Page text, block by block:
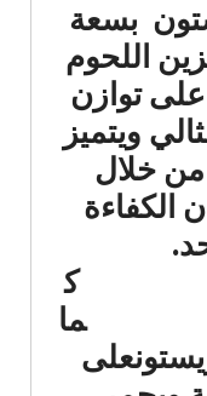
بسعة
اللحوم
توازن
ويتميز
من خلال
الكفاءة
ك
ما